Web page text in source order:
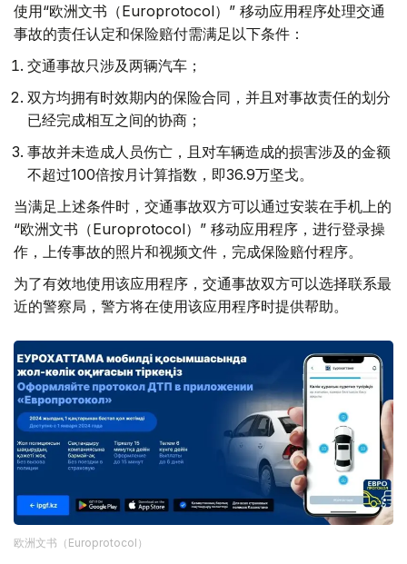
使用“欧洲文书（Europrotocol）” 移动应用程序处理交通
事故的责任认定和保险赔付需满足以下条件：
交通事故只涉及两辆汽车；
双方均拥有时效期内的保险合同，并且对事故责任的划分
已经完成相互之间的协商；
事故并未造成人员伤亡，且对车辆造成的损害涉及的金额
不超过100倍按月计算指数，即36.9万坚戈。
当满足上述条件时，交通事故双方可以通过安装在手机上的
“欧洲文书（Europrotocol）” 移动应用程序，进行登录操
作，上传事故的照片和视频文件，完成保险赔付程序。
为了有效地使用该应用程序，交通事故双方可以选择联系最
近的警察局，警方将在使用该应用程序时提供帮助。
欧洲文书（Europrotocol）